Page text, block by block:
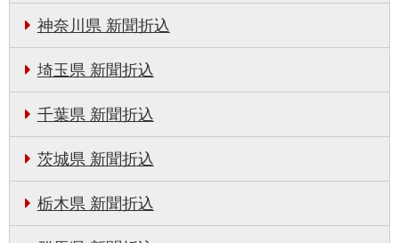
神奈川県 新聞折込
埼玉県 新聞折込
千葉県 新聞折込
茨城県 新聞折込
栃木県 新聞折込